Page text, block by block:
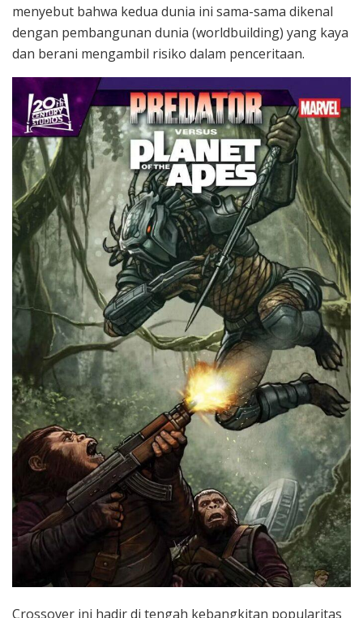
menyebut bahwa kedua dunia ini sama-sama dikenal
dengan pembangunan dunia (worldbuilding) yang kaya
dan berani mengambil risiko dalam penceritaan.
Crossover ini hadir di tengah kebangkitan popularitas